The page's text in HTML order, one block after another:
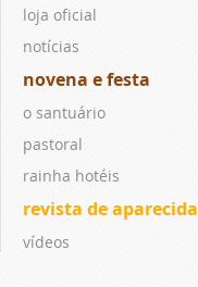
loja oficial
notícias
novena e festa
o santuário
pastoral
rainha hotéis
revista de aparecida
vídeos